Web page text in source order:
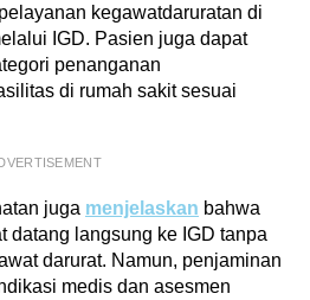
kegawatdaruratan di
IGD. Pasien juga dapat
penanganan
di rumah sakit sesuai
juga menjelaskan bahwa
datang langsung ke IGD tanpa
darurat. Namun, penjaminan
medis dan asesmen